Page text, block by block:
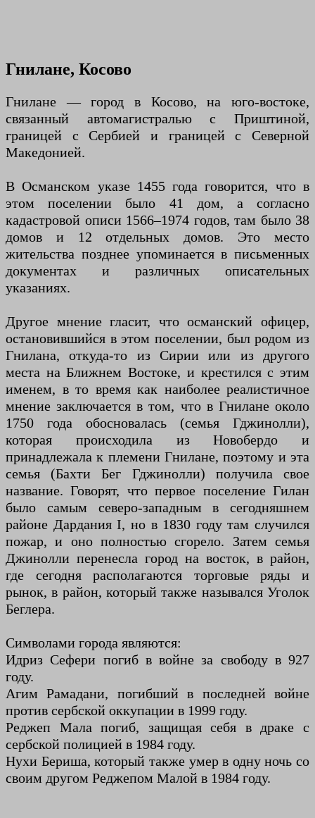
Гнилане, Косово
Гнилане — город в Косово, на юго-востоке,
связанный автомагистралью с Приштиной,
границей с Сербией и границей с Северной
Македонией.
В Османском указе 1455 года говорится, что в
этом поселении было 41 дом, а согласно
кадастровой описи 1566–1974 годов, там было 38
домов и 12 отдельных домов. Это место
жительства позднее упоминается в письменных
документах и ​​различных описательных
указаниях.
Другое мнение гласит, что османский офицер,
остановившийся в этом поселении, был родом из
Гнилана, откуда-то из Сирии или из другого
места на Ближнем Востоке, и крестился с этим
именем, в то время как наиболее реалистичное
мнение заключается в том, что в Гнилане около
1750 года обосновалась (семья Гджинолли),
которая происходила из Новобердо и
принадлежала к племени Гнилане, поэтому и эта
семья (Бахти Бег Гджинолли) получила свое
название. Говорят, что первое поселение Гилан
было самым северо-западным в сегодняшнем
районе Дардания I, но в 1830 году там случился
пожар, и оно полностью сгорело. Затем семья
Джинолли перенесла город на восток, в район,
где сегодня располагаются торговые ряды и
рынок, в район, который также назывался Уголок
Беглера.
Символами города являются:
Идриз Сефери погиб в войне за свободу в 927
году.
Агим Рамадани, погибший в последней войне
против сербской оккупации в 1999 году.
Реджеп Мала погиб, защищая себя в драке с
сербской полицией в 1984 году.
Нухи Бериша, который также умер в одну ночь со
своим другом Реджепом Малой в 1984 году.